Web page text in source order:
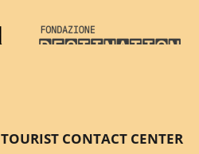
Destination
TOURIST CONTACT CENTER